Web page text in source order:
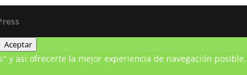
Aceptar
y así ofrecerte la mejor experiencia de navegación